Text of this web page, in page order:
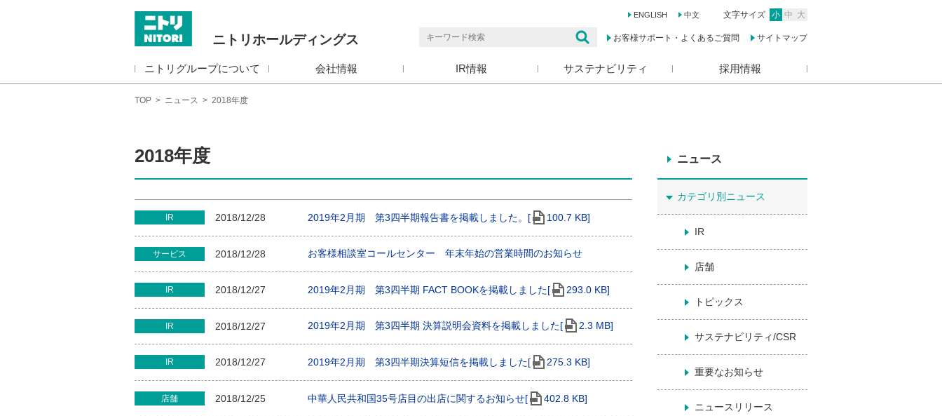
ニトリホールディングス
ニトリグループについて 会社情報 IR情報 サステナビリティ 採用情報
文字サイズ 小 中 大
お客様サポート・よくあるご質問 サイトマップ
ENGLISH 中文
TOP > ニュース > 2018年度
2018年度
IR 2018/12/28 2019年2月期 第3四半期報告書を掲載しました。[ 100.7 KB]
サービス 2018/12/28 お客様相談室コールセンター 年末年始の営業時間のお知らせ
IR 2018/12/27 2019年2月期 第3四半期 FACT BOOKを掲載しました[ 293.0 KB]
IR 2018/12/27 2019年2月期 第3四半期 決算説明会資料を掲載しました[ 2.3 MB]
IR 2018/12/27 2019年2月期 第3四半期決算短信を掲載しました[ 275.3 KB]
店舗 2018/12/25 中華人民共和国35号店目の出店に関するお知らせ[ 402.8 KB]
ニュース
カテゴリ別ニュース
IR
店舗
トピックス
サステナビリティ/CSR
重要なお知らせ
ニュースリリース